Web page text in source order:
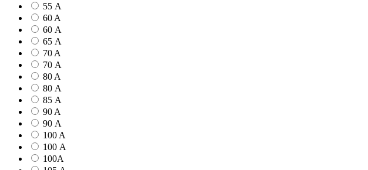
55 А
60 A
60 А
65 А
70 A
70 А
80 A
80 А
85 А
90 A
90 А
100 A
100 А
100А